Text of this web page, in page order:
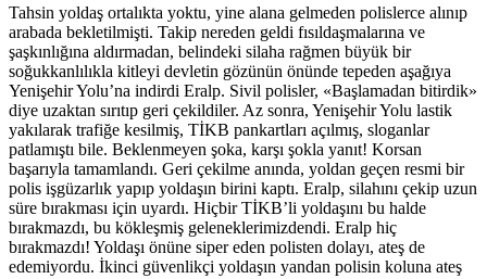
Tahsin yoldaş ortalıkta yoktu, yine alana gelmeden polislerce alınıp
arabada bekletilmişti. Takip nereden geldi fısıldaşmalarına ve
şaşkınlığına aldırmadan, belindeki silaha rağmen büyük bir
soğukkanlılıkla kitleyi devletin gözünün önünde tepeden aşağıya
Yenişehir Yolu’na indirdi Eralp. Sivil polisler, «Başlamadan bitirdik»
diye uzaktan sırıtıp geri çekildiler. Az sonra, Yenişehir Yolu lastik
yakılarak trafiğe kesilmiş, TİKB pankartları açılmış, sloganlar
patlamıştı bile. Beklenmeyen şoka, karşı şokla yanıt! Korsan
başarıyla tamamlandı. Geri çekilme anında, yoldan geçen resmi bir
polis işgüzarlık yapıp yoldaşın birini kaptı. Eralp, silahını çekip uzun
süre bırakması için uyardı. Hiçbir TİKB’li yoldaşını bu halde
bırakmazdı, bu kökleşmiş geleneklerimizdendi. Eralp hiç
bırakmazdı! Yoldaşı önüne siper eden polisten dolayı, ateş de
edemiyordu. İkinci güvenlikçi yoldaşın yandan polisin koluna ateş